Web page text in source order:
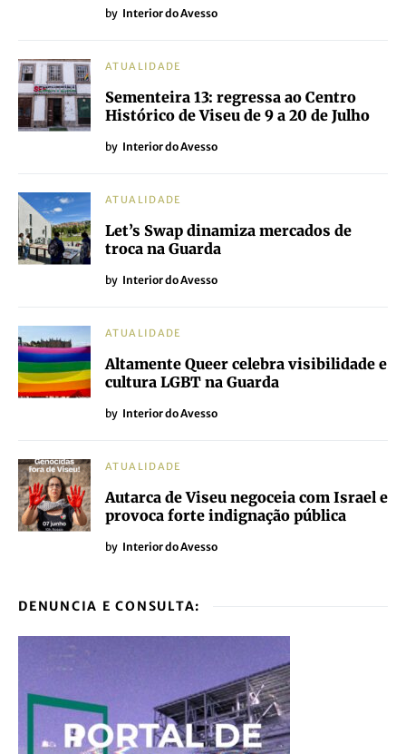
by Interior do Avesso
ATUALIDADE
Sementeira 13: regressa ao Centro
Histórico de Viseu de 9 a 20 de Julho
by Interior do Avesso
ATUALIDADE
Let’s Swap dinamiza mercados de
troca na Guarda
by Interior do Avesso
ATUALIDADE
Altamente Queer celebra visibilidade e
cultura LGBT na Guarda
by Interior do Avesso
ATUALIDADE
Autarca de Viseu negoceia com Israel e
provoca forte indignação pública
by Interior do Avesso
DENUNCIA E CONSULTA: